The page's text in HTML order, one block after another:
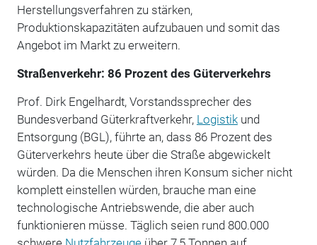
Herstellungsverfahren zu stärken,
Produktionskapazitäten aufzubauen und somit das
Angebot im Markt zu erweitern.
Straßenverkehr: 86 Prozent des Güterverkehrs
Prof. Dirk Engelhardt, Vorstandssprecher des
Bundesverband Güterkraftverkehr, Logistikund
Entsorgung (BGL), führte an, dass 86 Prozent des
Güterverkehrs heute über die Straße abgewickelt
würden. Da die Menschen ihren Konsum sicher nicht
komplett einstellen würden, brauche man eine
technologische Antriebswende, die aber auch
funktionieren müsse. Täglich seien rund 800.000